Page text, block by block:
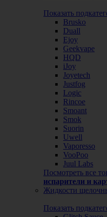
Показать
Brusko
Duall
Ejoy
Geekvape
HQD
iJoy
Joyetech
Justfog
Logic
Rincoe
Smoant
Smok
Suorin
Uwell
Vaporesso
VooPoo
Juul Labs
Посмотреть все
испарители и
Жидкости
Показать